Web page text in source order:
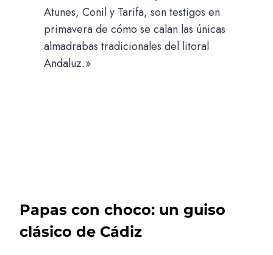
Atunes, Conil y Tarifa, son testigos en
primavera de cómo se calan las únicas
almadrabas tradicionales del litoral
Andaluz.»
Papas con choco: un guiso
clásico de Cádiz